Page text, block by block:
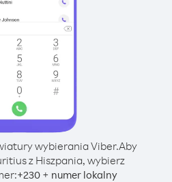
wybierania Viber.Aby
z Hiszpania, wybierz
+230+ numer lokalny